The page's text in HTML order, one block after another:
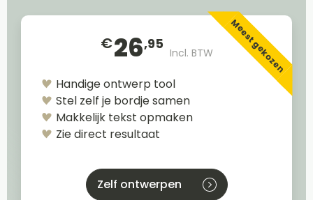
€26,95
Incl. BTW Meest gekozen
Handige ontwerp tool
Stel zelf je bordje samen
Makkelijk tekst opmaken
Zie direct resultaat
Zelf ontwerpen